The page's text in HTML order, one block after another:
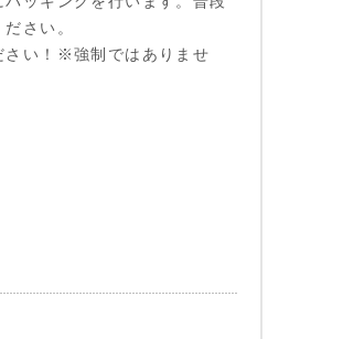
さい。
さい！※強制ではありませ